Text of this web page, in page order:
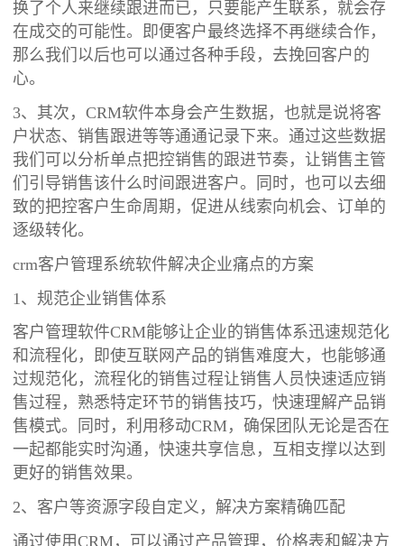
换了个人来继续跟进而已，只要能产生联系，就会存
在成交的可能性。即便客户最终选择不再继续合作，
那么我们以后也可以通过各种手段，去挽回客户的
心。
3、其次，CRM软件本身会产生数据，也就是说将客
户状态、销售跟进等等通通记录下来。通过这些数据
我们可以分析单点把控销售的跟进节奏，让销售主管
们引导销售该什么时间跟进客户。同时，也可以去细
致的把控客户生命周期，促进从线索向机会、订单的
逐级转化。
crm客户管理系统软件解决企业痛点的方案
1、规范企业销售体系
客户管理软件CRM能够让企业的销售体系迅速规范化
和流程化，即使互联网产品的销售难度大，也能够通
过规范化，流程化的销售过程让销售人员快速适应销
售过程，熟悉特定环节的销售技巧，快速理解产品销
售模式。同时，利用移动CRM，确保团队无论是否在
一起都能实时沟通，快速共享信息，互相支撑以达到
更好的销售效果。
2、客户等资源字段自定义，解决方案精确匹配
通过使用CRM，可以通过产品管理，价格表和解决方